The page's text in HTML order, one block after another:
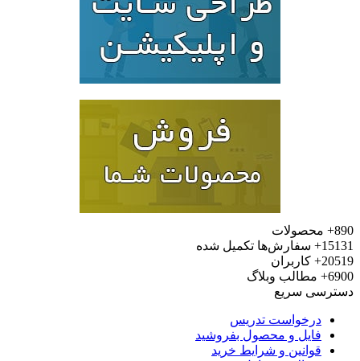
محصولات
سفارش‌ها تکمیل شده
کاربران
مطالب وبلاگ
سریع
درخواست تدریس
فایل و محصول بفروشید
قوانین و شرایط خرید